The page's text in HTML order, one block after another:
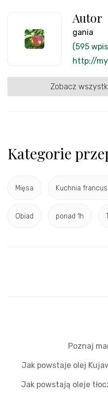
Autor
gania
(595
http://
Zobacz
Kategorie
Mięsa Kuchnia
Obiad ponad 1h
Poznaj
Jak powstaje olej
Jak powstają oleje